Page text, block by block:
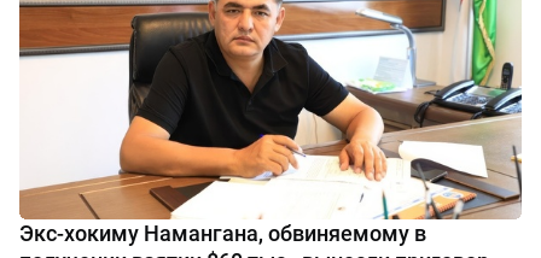
Экс-хокиму Намангана, обвиняемому в